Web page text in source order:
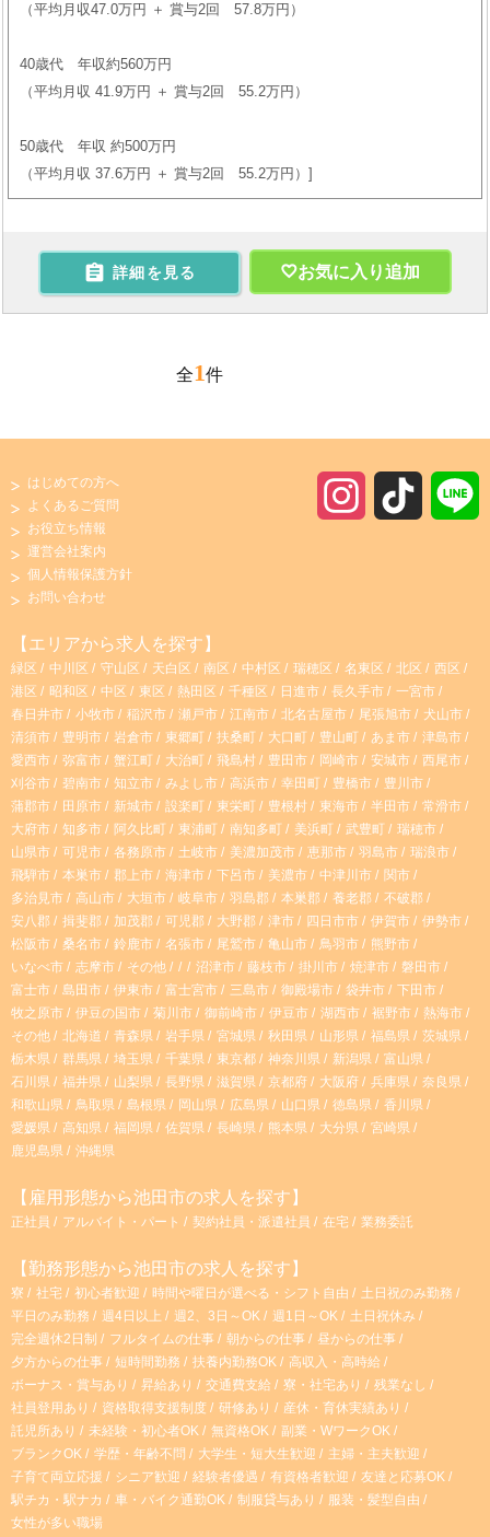
（平均月収47.0万円 ＋ 賞与2回 57.8万円）
40歳代 年収約560万円
（平均月収 41.9万円 ＋ 賞与2回 55.2万円）
50歳代 年収 約500万円
（平均月収 37.6万円 ＋ 賞与2回 55.2万円）
 詳細を見る お気に入り追加
全1件
a
g
r
a
m
o
k
はじめての方へ
よくあるご質問
お役立ち情報
運営会社案内
個人情報保護方針
お問い合わせ
【エリアから求人を探す】
緑区 中川区 守山区 天白区 南区 中村区 瑞穂区 名東区 北区
西区
港区
昭和区 中区 東区 熱田区 千種区 日進市 長久手市
一宮市
春日井市
小牧市 稲沢市 瀬戸市 江南市 北名古屋市 尾張旭市
犬山市
清須市
豊明市 岩倉市 東郷町 扶桑町 大口町 豊山町 あま市
津島市
愛西市
弥富市 蟹江町 大治町 飛島村 豊田市 岡崎市 安城市
西尾市
刈谷市
碧南市 知立市 みよし市 高浜市 幸田町 豊橋市
豊川市
蒲郡市
田原市 新城市 設楽町 東栄町 豊根村 東海市 半田市
常滑市
大府市
知多市 阿久比町 東浦町 南知多町 美浜町 武豊町
瑞穂市
山県市
可児市 各務原市 土岐市 美濃加茂市 恵那市 羽島市
瑞浪市
飛騨市
本巣市 郡上市 海津市 下呂市 美濃市 中津川市
関市
多治見市
高山市 大垣市 岐阜市 羽島郡 本巣郡 養老郡
不破郡
安八郡
揖斐郡 加茂郡 可児郡 大野郡 津市 四日市市 伊賀市
伊勢市
松阪市
桑名市 鈴鹿市 名張市 尾鷲市 亀山市 鳥羽市
熊野市
いなべ市
志摩市 その他 沼津市 藤枝市 掛川市 焼津市
磐田市
富士市
島田市 伊東市 富士宮市 三島市 御殿場市 袋井市
下田市
牧之原市
伊豆の国市 菊川市 御前崎市 伊豆市 湖西市 裾野市
熱海市
その他
北海道 青森県 岩手県 宮城県 秋田県 山形県 福島県
茨城県
栃木県
群馬県 埼玉県 千葉県 東京都 神奈川県 新潟県
富山県
石川県
福井県 山梨県 長野県 滋賀県 京都府 大阪府 兵庫県
奈良県
和歌山県
鳥取県 島根県 岡山県 広島県 山口県 徳島県
香川県
愛媛県
高知県 福岡県 佐賀県 長崎県 熊本県 大分県
宮崎県
鹿児島県
沖縄県
【雇用形態から池田市の求人を探す】
正社員 アルバイト・パート 契約社員・派遣社員 在宅 業務委託
【勤務形態から池田市の求人を探す】
寮 社宅 初心者歓迎 時間や曜日が選べる・シフト自由
土日祝のみ勤務
平日のみ勤務
週4日以上 週2、3日～OK 週1日～OK
土日祝休み
完全週休2日制
フルタイムの仕事 朝からの仕事
昼からの仕事
夕方からの仕事
短時間勤務 扶養内勤務OK
高収入・高時給
ボーナス・賞与あり
昇給あり 交通費支給 寮・社宅あり
残業なし
社員登用あり
資格取得支援制度 研修あり
産休・育休実績あり
託児所あり
未経験・初心者OK 無資格OK
副業・WワークOK
ブランクOK
学歴・年齢不問 大学生・短大生歓迎
主婦・主夫歓迎
子育て両立応援
シニア歓迎 経験者優遇 有資格者歓迎
友達と応募OK
駅チカ・駅ナカ
車・バイク通勤OK 制服貸与あり
服装・髪型自由
女性が多い職場